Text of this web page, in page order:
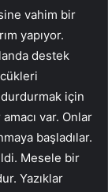
vahim bir
yapıyor.
destek
durdurmak için
var. Onlar
başladılar.
Mesele bir
Yazıklar